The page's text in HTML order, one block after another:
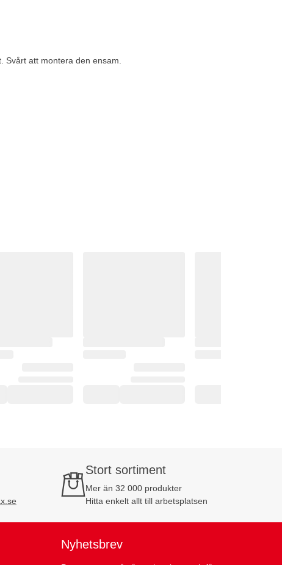
att montera den ensam.
Stort sortiment
Mer än 32 000 produkter
Hitta enkelt allt till arbetsplatsen
Nyhetsbrev